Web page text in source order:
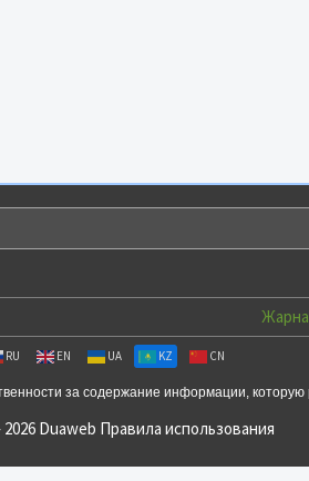
RU EN UA KZ CN
за содержание информации,
Duaweb Правила использования